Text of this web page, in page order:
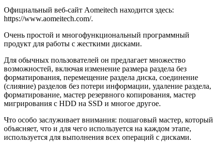
Официальный веб-сайт Aomeitech находится здесь:
https://www.aomeitech.com/.
Очень простой и многофункциональный программный
продукт для работы с жесткими дисками.
Для обычных пользователей он предлагает множество
возможностей, включая изменение размера раздела без
форматирования, перемещение раздела диска, соединение
(слияние) разделов без потери информации, удаление раздела,
форматирование, мастер резервного копирования, мастер
мигрирования с HDD на SSD и многое другое.
Что оcобо заслуживает внимания: пошаговый мастер, который
объясняет, что и для чего используется на каждом этапе,
используется для выполнения всех операций с дисками.